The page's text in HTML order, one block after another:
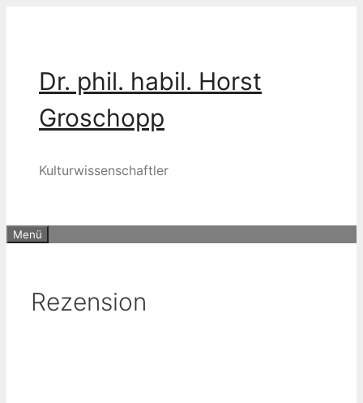
Dr. phil. habil. Horst
Groschopp
Kulturwissenschaftler
Menü
Rezension